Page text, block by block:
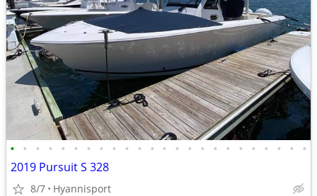
• • • • • • • • • • • • • • • • • • • • • • • •
2019 Pursuit S 328
8/7 Hyannisport